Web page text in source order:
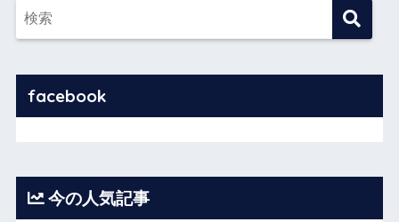
facebook
今の人気記事